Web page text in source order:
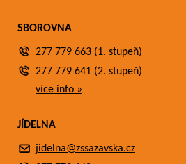
SBOROVNA
277 779 663 (1. stupeň)
277 779 641 (2. stupeň)
více info »
JÍDELNA
jidelna@zssazavska.cz